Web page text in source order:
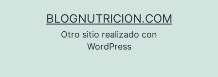
BLOGNUTRICION.COM
Otro sitio realizado con
WordPress